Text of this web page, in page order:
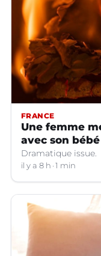
FRANCE
Une femme
avec son
Dramatique issue.
il y a 8 h 1 min